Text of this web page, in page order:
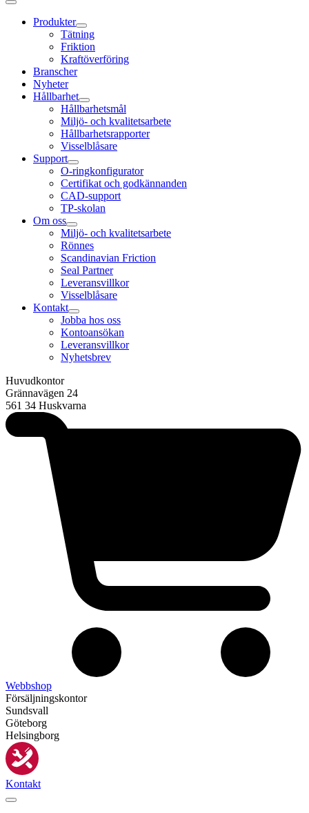
Produkter
Tätning
Friktion
Kraftöverföring
Branscher
Nyheter
Hållbarhet
Hållbarhetsmål
Miljö- och kvalitetsarbete
Hållbarhetsrapporter
Visselblåsare
Support
O-ringkonfigurator
Certifikat och godkännanden
CAD-support
TP-skolan
Om oss
Miljö- och kvalitetsarbete
Rönnes
Scandinavian Friction
Seal Partner
Leveransvillkor
Visselblåsare
Kontakt
Jobba hos oss
Kontoansökan
Leveransvillkor
Nyhetsbrev
Huvudkontor
Grännavägen 24
561 34 Huskvarna
Webbshop
Försäljningskontor
Sundsvall
Göteborg
Helsingborg
Kontakt